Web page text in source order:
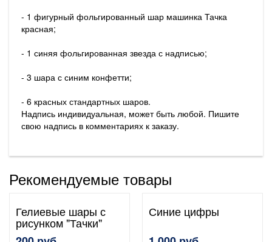
- 1 фигурный фольгированный шар машинка Тачка
красная;
- 1 синяя фольгированная звезда с надписью;
- 3 шара с синим конфетти;
- 6 красных стандартных шаров.
Надпись индивидуальная, может быть любой. Пишите
свою надпись в комментариях к заказу.
Рекомендуемые товары
Гелиевые шары с
рисунком "Тачки"
Синие цифры